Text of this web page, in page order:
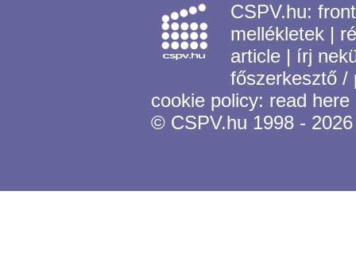
CSPV.hu:
mellékletek |
article | írj
főszerkesztő
cookie policy: read here
© CSPV.hu 1998 - 2026